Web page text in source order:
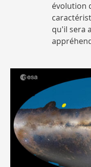
évolution
qu'il sera